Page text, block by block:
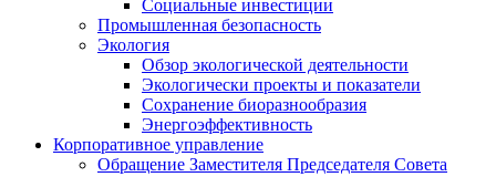
Социальные инвестиции
Промышленная безопасность
Экология
Обзор экологической деятельности
Экологически проекты и показатели
Сохранение биоразнообразия
Энергоэффективность
Корпоративное управление
Обращение Заместителя Председателя Совета